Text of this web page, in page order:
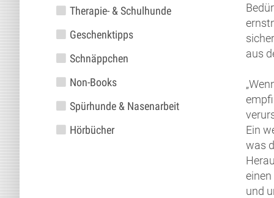
Therapie- & Schulhunde
Geschenktipps
Schnäppchen
Non-Books
Spürhunde & Nasenarbeit
Hörbücher
aus
Ein
was
und